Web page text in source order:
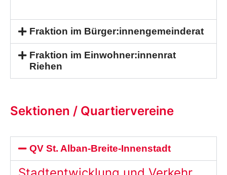
Fraktion im Bürger:innengemeinderat
Fraktion im Einwohner:innenrat
Riehen
Sektionen / Quartiervereine
QV St. Alban-Breite-Innenstadt